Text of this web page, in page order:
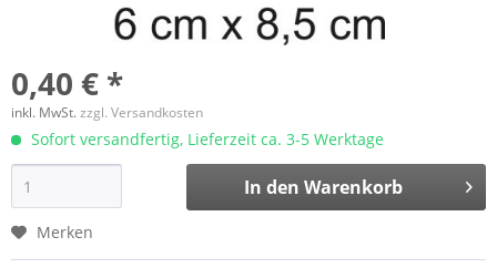
0,40 € *
inkl. MwSt.zzgl. Versandkosten
Sofort versandfertig, Lieferzeit ca. 3-5 Werktage
In den Warenkorb
Merken